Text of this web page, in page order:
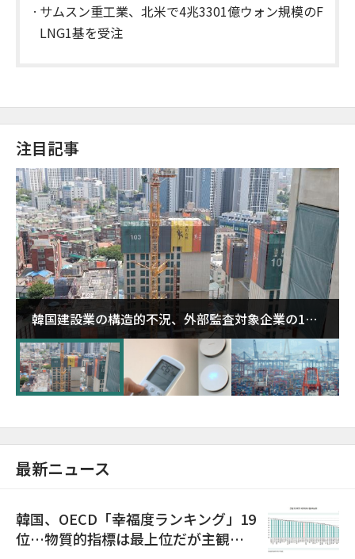
サムスン重工業、北米で4兆3301億ウォン規模のF
LNG1基を受注
注目記事
韓国建設業の構造的不況、外部監査対象企業の1割
超が「ゾンビ企業」に…5年で2.8倍増
最新ニュース
韓国、OECD「幸福度ランキング」19
位…物質的指標は最上位だが主観的